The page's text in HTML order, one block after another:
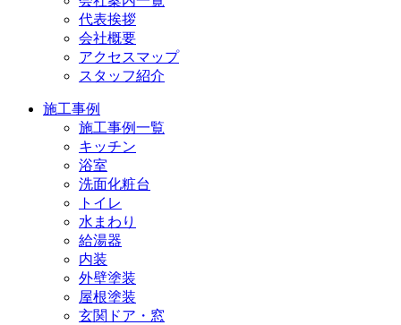
代表挨拶
会社概要
アクセスマップ
スタッフ紹介
施工事例
施工事例一覧
キッチン
浴室
洗面化粧台
トイレ
水まわり
給湯器
内装
外壁塗装
屋根塗装
玄関ドア・窓